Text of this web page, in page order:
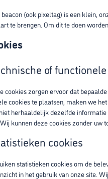
beacon (ook pixeltag) is een klein,
te brengen. Om dit te doen
of
cookies zorgen ervoor dat
cookies te plaatsen, maken we
herhaaldelijk dezelfde
kunnen deze cookies zonder uw
cookies
statistieken cookies om de
in het gebruik van onze site.